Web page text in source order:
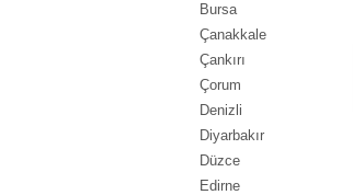
Bursa
Çanakkale
Çankırı
Çorum
Denizli
Diyarbakır
Düzce
Edirne